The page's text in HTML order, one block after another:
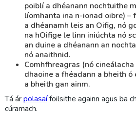
poiblí a dhéanann nochtuithe
líomhanta ina n-ionad oibre) –
a dhéanamh leis an Oifig, nó
na hOifige le linn iniúchta nó
an duine a dhéanann an
nó anaithnid.
Comhfhreagras (nó
dhaoine a fhéadann a bheith
a bheith gan ainm.
Tá árpolasaífoilsithe againn agus ba
cúramach.